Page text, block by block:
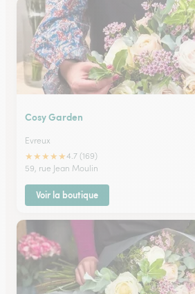
Cosy Garden
Evreux
★★★★★4.7 (169)
59, rue Jean Moulin
Voir la boutique